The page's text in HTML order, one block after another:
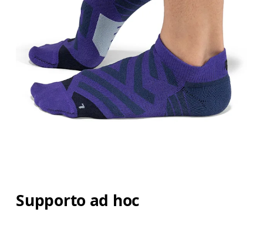
Supporto ad hoc